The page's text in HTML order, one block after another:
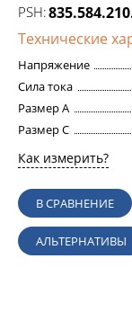
PSH:
Технические
Напряжение
Сила тока
Размер A
Размер C
Как измерить?
В СРАВНЕНИЕ
АЛЬТЕРНАТИВЫ